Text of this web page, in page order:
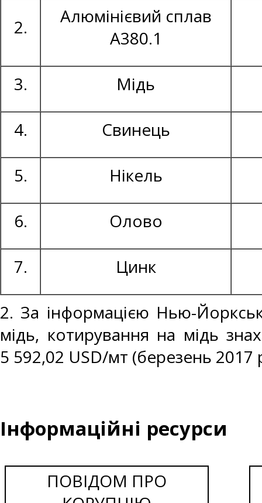
2.
Алюмінієвий сплав
А380.1
3. Мідь
4. Свинець
5. Нікель
6. Олово
7. Цинк
2. За інформацією Нью-
мідь, котирування на мідь
5 592,02 USD/мт (березень 2017
Інформаційні ресурси
ПОВІДОМ ПРО